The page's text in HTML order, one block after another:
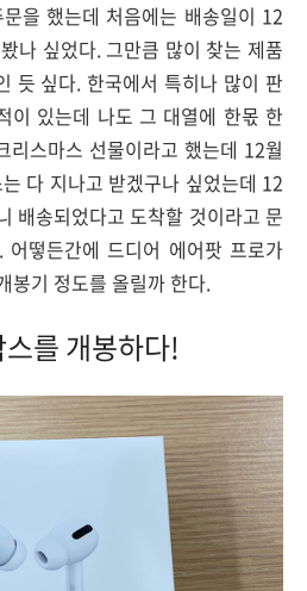
을 했는데 처음에는 배송일이 12
나 싶었다. 그만큼 많이 찾는 제품
듯 싶다. 한국에서 특히나 많이 판
이 있는데 나도 그 대열에 한몫 한
스마스 선물이라고 했는데 12월
다 지나고 받겠구나 싶었는데 12
배송되었다고 도착할 것이라고 문
떻든간에 드디어 에어팟 프로가
봉기 정도를 올릴까 한다.
를 개봉하다!